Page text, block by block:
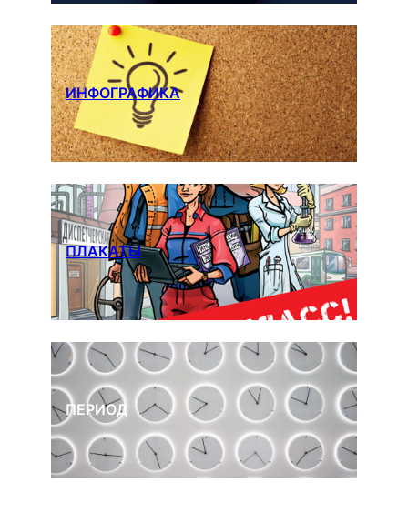
ИНФОГРАФИКА
ПЛАКАТЫ
ПЕРИОД